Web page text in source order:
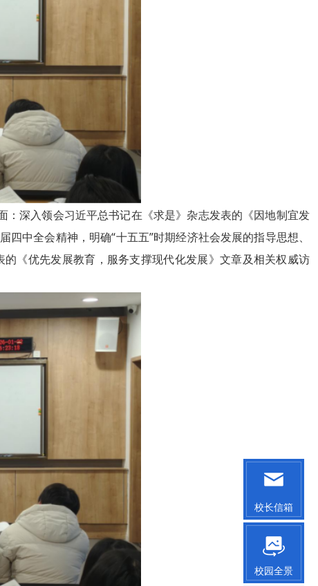
校长信箱
校园全景
深入领会习近平总书记在《求是》杂志发表的《因地制宜发
中全会精神，明确“十五五”时期经济社会发展的指导思想、
《优先发展教育，服务支撑现代化发展》文章及相关权威访